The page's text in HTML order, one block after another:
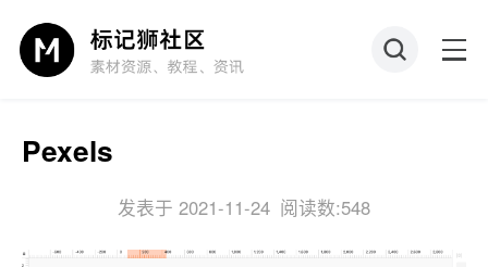
Pexels
发表于 2021-11-24 阅读数:548